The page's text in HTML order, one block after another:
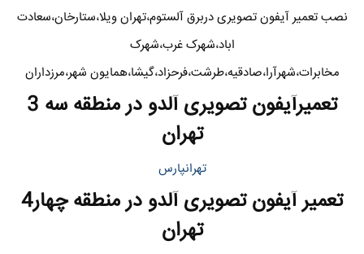
نصب تعمیر آیفون تصویری دربرق آلستوم،تهران ویلا،ستارخان،سعادت
اباد،شهرک غرب،شهرک
مخابرات،شهرآرا،صادقیه،طرشت،فرحزاد،گیشا،همایون شهر،مرزداران
تعمیرآیفون تصویری آلدو در منطقه سه 3
تهران
تهرانپارس
تعمیر آیفون تصویری آلدو در منطقه چهار4
تهران